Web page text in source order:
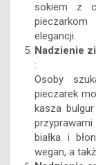
sokiem z
elegancji.
Nadzienie
:
Osoby
pieczarek
kasza
białka i
wegan, a